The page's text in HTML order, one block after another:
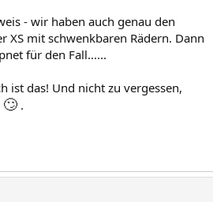
- wir haben auch genau den
XS mit schwenkbaren Rädern. Dann
für den Fall......
ist das! Und nicht zu vergessen,
🙄 .